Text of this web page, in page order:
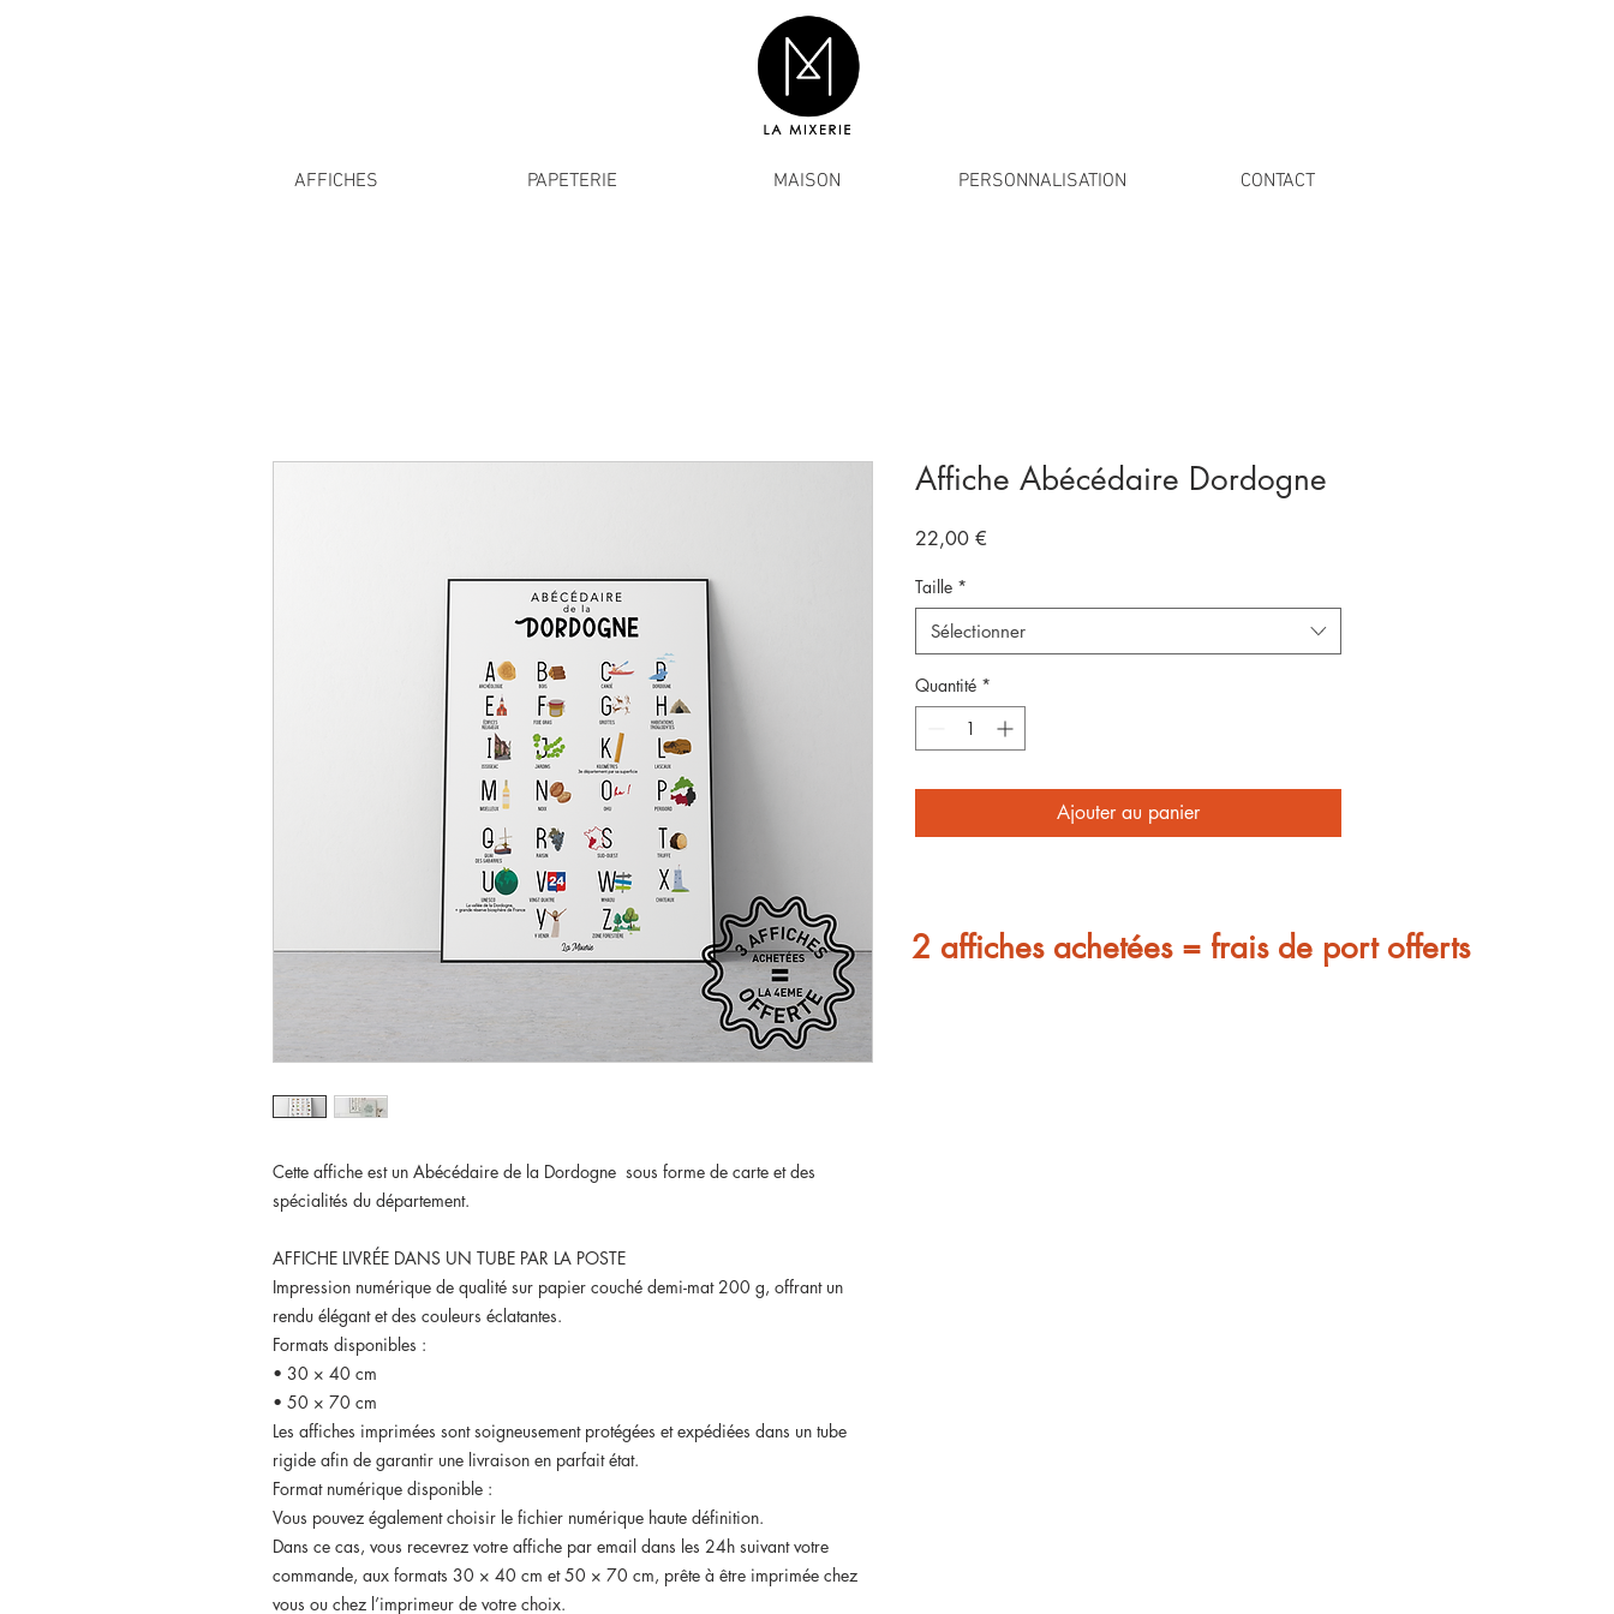
AFFICHES PAPETERIE MAISON PERSONNALISATION CONTACT
Cette affiche est un Abécédaire de la Dordogne sous forme de carte et des
spécialités du département.
AFFICHE LIVRÉE DANS UN TUBE PAR LA POSTE
Impression numérique de qualité sur papier couché demi-mat 200 g, offrant un
rendu élégant et des couleurs éclatantes.
Formats disponibles :
• 30 × 40 cm
• 50 × 70 cm
Les affiches imprimées sont soigneusement protégées et expédiées dans un tube
rigide afin de garantir une livraison en parfait état.
Format numérique disponible :
Vous pouvez également choisir le fichier numérique haute définition.
Dans ce cas, vous recevrez votre affiche par email dans les 24h suivant votre
commande, aux formats 30 × 40 cm et 50 × 70 cm, prête à être imprimée chez
vous ou chez l’imprimeur de votre choix.
Affiche Abécédaire Dordogne
22,00 €
Taille *
Sélectionner
Quantité *
Ajouter au panier
2 affiches achetées = frais de port offerts